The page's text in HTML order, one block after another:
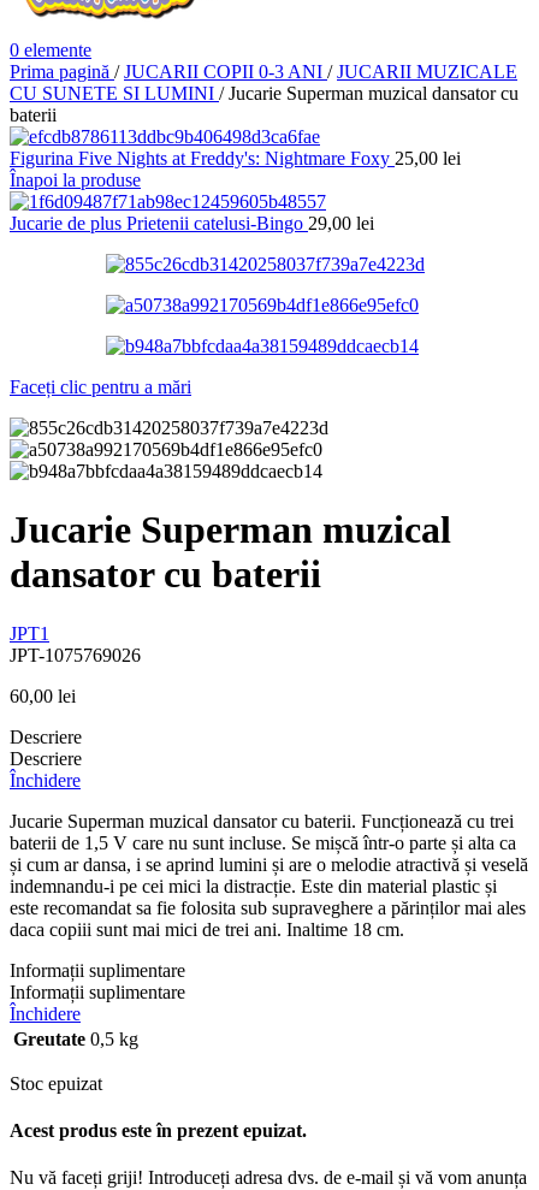
0 elemente
Prima pagină / JUCARII COPII 0-3 ANI / JUCARII MUZICALE
CU SUNETE SI LUMINI / Jucarie Superman muzical dansator cu
baterii
Figurina Five Nights at Freddy's: Nightmare Foxy 25,00 lei
Înapoi la produse
Jucarie de plus Prietenii catelusi-Bingo 29,00 lei
Faceți clic pentru a mări
Jucarie Superman muzical
dansator cu baterii
JPT1
JPT-1075769026
60,00 lei
Descriere
Descriere
Închidere
Jucarie Superman muzical dansator cu baterii. Funcționează cu trei
baterii de 1,5 V care nu sunt incluse. Se mișcă într-o parte și alta ca
și cum ar dansa, i se aprind lumini și are o melodie atractivă și veselă
indemnandu-i pe cei mici la distracție. Este din material plastic și
este recomandat sa fie folosita sub supraveghere a părinților mai ales
daca copiii sunt mai mici de trei ani. Inaltime 18 cm.
Informații suplimentare
Informații suplimentare
Închidere
Greutate 0,5 kg
Stoc epuizat
Acest produs este în prezent epuizat.
Nu vă faceți griji! Introduceți adresa dvs. de e-mail și vă vom anunța